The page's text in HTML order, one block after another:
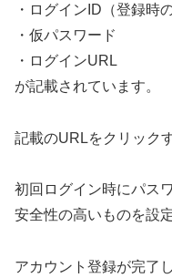
・ログインID（登録時
・仮パスワード
・ログインURL
が記載されています。
記載のURLをクリック
初回ログイン時にパス
安全性の高いものを設
アカウント登録が完了